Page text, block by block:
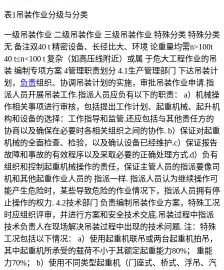
表1吊装作业分级与分类
一级吊装作业 二级吊装作业 三级吊装作业 特殊分类 特殊分类
无 备注双40 t 精密设备、长径比大、环境 论重量均需n>100t
40 t≤n<100 t 复杂（如高压线附近）或属 于危大工程作业的吊
装 编制专项方案 4管理职责划分 4.1生产管理部门 下达吊装计
划， 负责组织、协调吊装计划的实施，审批吊装作业申请.指
派人员开展吊装工作.指派人员应负有以下的职责： a）机械操
作相关事项进行审核，包括提出工作计划、起重机械、起升机
构和设备的选择：工作指导和监管.还应包括与其他责任方的
协商以及确保在必要时各相关组织之间的协作. b）保证对起重
机械的全面检查、检验，以及确认设备已经维护.c）保证报告
故障和事故的有效程序以及采取必要的正确处理方式.d）负有
组织和控制起重机械操作的责任，保证主管人员的指派要像司
机和其他起重作业人员的 指派一样. 指派人员认为继续操作可
能产生危险时，某些导致危险的作业情况下，指派人员拥有停
止操作的权力. 4.2技术部门 负责编制吊装作业方案，特殊工况
时应组织评审，并进行方案和安全技术交底.吊装过程中指派
技术负责人在现场解决吊装过程中出现的技术问题. 注：特殊
工况包括以下情况： a）使用起重机联吊或两台起重机拍吊，
其中起重机所承受的载荷不小于其额定起重能力80%； 重能
力70%； b）使用不同类型起重机（门座式、桥式、浮吊、汽